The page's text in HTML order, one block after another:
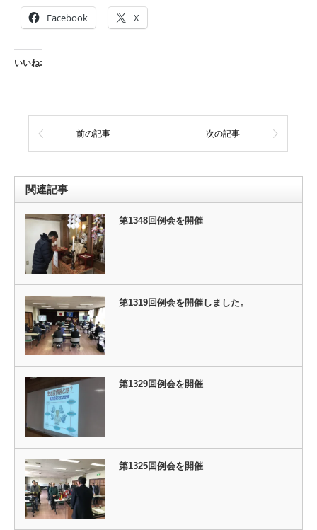
Facebook X
いいね:
前の記事 次の記事
関連記事
第1348回例会を開催
第1319回例会を開催しました。
第1329回例会を開催
第1325回例会を開催